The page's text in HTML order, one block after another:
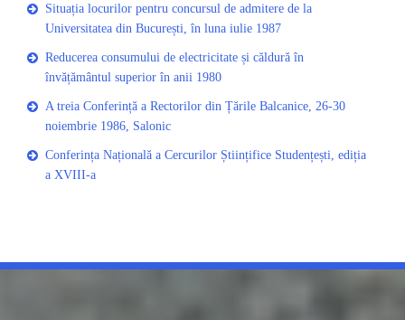
Situația locurilor pentru concursul de admitere de la
Universitatea din București, în luna iulie 1987
Reducerea consumului de electricitate și căldură în
învățământul superior în anii 1980
A treia Conferință a Rectorilor din Țările Balcanice, 26-30
noiembrie 1986, Salonic
Conferința Națională a Cercurilor Științifice Studențești, ediția
a XVIII-a